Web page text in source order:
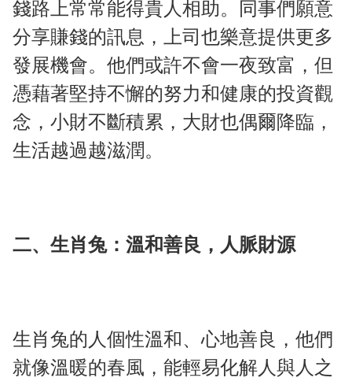
錢路上常常能得貴人相助。同事們願意
分享賺錢的訊息，上司也樂意提供更多
發展機會。他們或許不會一夜致富，但
憑藉著堅持不懈的努力和健康的投資觀
念，小財不斷積累，大財也偶爾降臨，
生活越過越滋潤。
二、生肖兔：溫和善良，人脈財源
生肖兔的人個性溫和、心地善良，他們
就像溫暖的春風，能輕易化解人與人之